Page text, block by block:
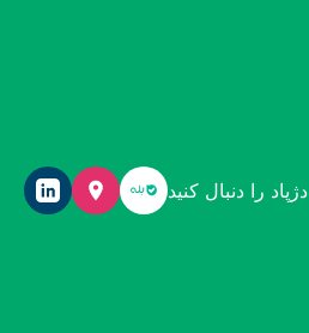
دژپاد را دنبال کنید